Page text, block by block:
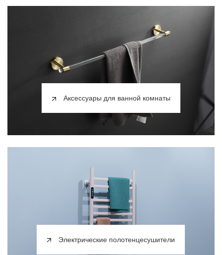
Аксессуары для ванной комнаты
Электрические полотенцесушители